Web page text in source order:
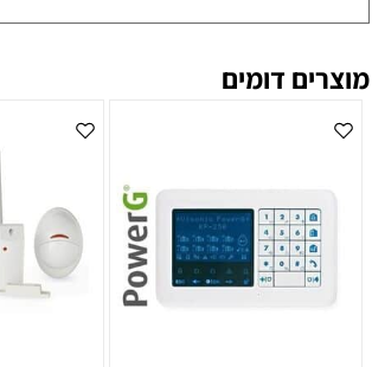
מוצרים דומים